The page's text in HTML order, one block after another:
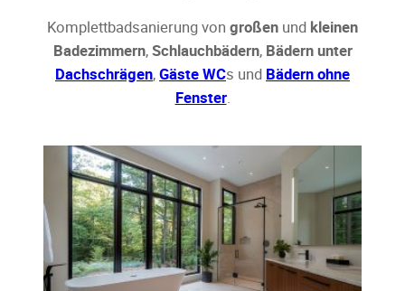
Komplettbadsanierung von großen und kleinen
Badezimmern,Schlauchbädern, Bädern unter
Dachschrägen,Gäste WCs und Bädern ohne
Fenster.